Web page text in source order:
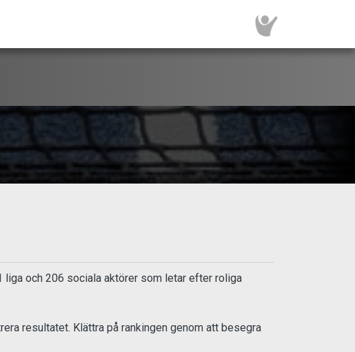
liga och 206 sociala aktörer som letar efter roliga
resultatet. Klättra på rankingen genom att besegra